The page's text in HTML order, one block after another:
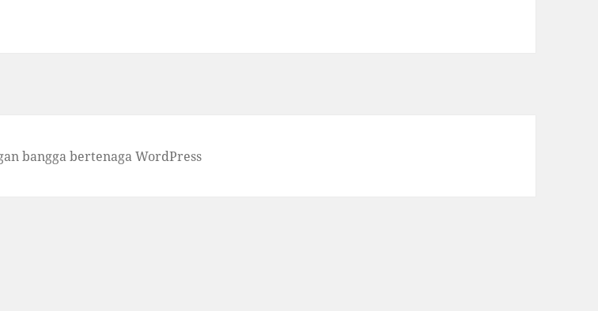
bangga bertenaga WordPress